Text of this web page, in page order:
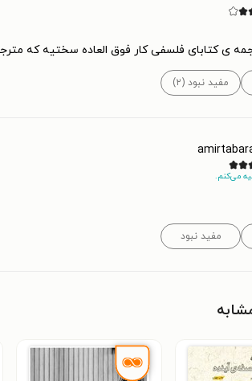
ی کتابای فلسفی کار فوق العاده سختیه که
مفید نبود (۲)
می‌کنم.
مفید نبود